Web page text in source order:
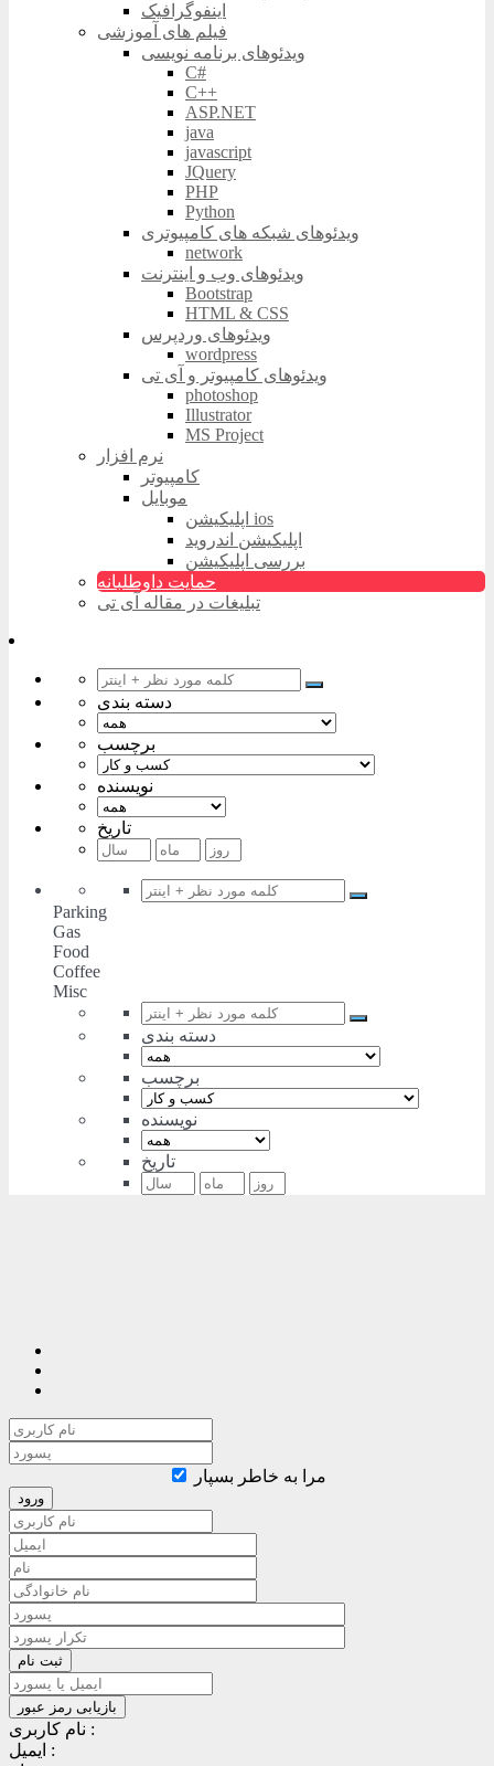
اینفوگرافیک
فیلم های آموزشی
ویدئوهای برنامه نویسی
C#
C++
ASP.NET
java
javascript
JQuery
PHP
Python
ویدئوهای شبکه های کامپیوتری
network
ویدئوهای وب و اینترنت
Bootstrap
HTML & CSS
ویدئوهای وردپرس
wordpress
ویدئوهای کامپیوتر و آی تی
photoshop
Illustrator
MS Project
نرم افزار
کامپیوتر
موبایل
اپلیکیشن ios
اپلیکیشن اندروید
بررسی اپلیکیشن
حمایت داوطلبانه
تبلیغات در مقاله آی تی
دسته بندی
برچسب
نویسنده
تاریخ
Parking
Gas
Food
Coffee
Misc
دسته بندی
برچسب
نویسنده
تاریخ
مرا به خاطر بسپار
نام کاربری :
ایمیل :